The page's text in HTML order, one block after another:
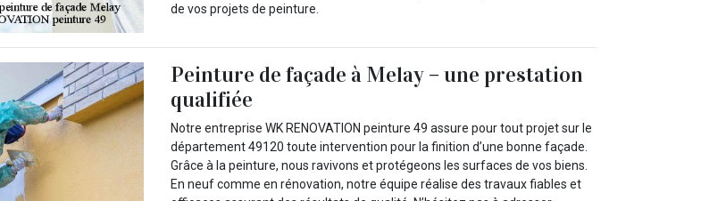
de vos projets de peinture.
Peinture de façade à Melay – une prestation
qualifiée
Notre entreprise WK RENOVATION peinture 49 assure pour tout projet sur le
département 49120 toute intervention pour la finition d’une bonne façade.
Grâce à la peinture, nous ravivons et protégeons les surfaces de vos biens.
En neuf comme en rénovation, notre équipe réalise des travaux fiables et